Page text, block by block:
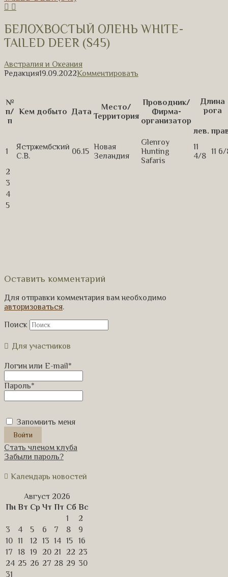
БЕЛОХВОСТЫЙ ОЛЕНЬ WHITE-
TAILED DEER (S45)
Австралия и Океания
Редакция19.09.2022Комментировать
№
п/
п
Кем добыто Дата
Место/
Территория
Проводник/
Фирма-
организатор
Длина
рога
лев.
1
Ястржембский
С.В.
06.15 Новая
Зеландия
Glenroy
Hunting
Safaris
11
4/8 11
2
3
4
5
Оставить комментарий
Для отправки комментария вам необходимо
авторизоваться.
Поиск
Для участников
Логин или E-mail*
Пароль*
Запомнить меня
Стать членом клуба
Забыли пароль?
Календарь новостей
Август 2026
Пн Вт Ср Чт Пт Сб Вс
1
2
3
4 5 6 7 8
9
10 11 12 13 14 15
16
17
18 19 20 21 22 23
24 25 26 27 28 29 30
31